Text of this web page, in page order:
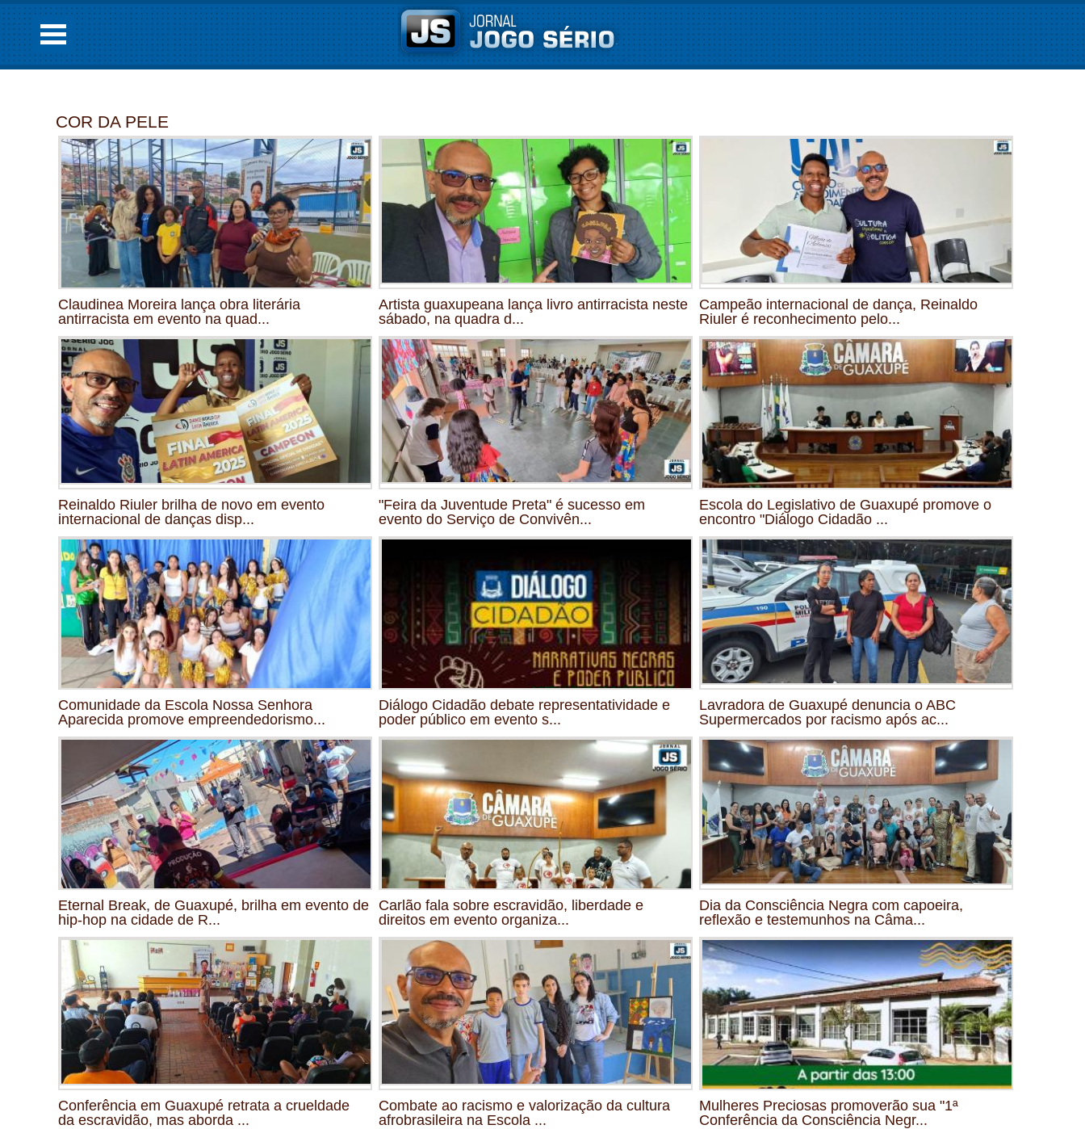
COR DA PELE
Claudinea Moreira lança obra literária
antirracista em evento na quad...
Artista guaxupeana lança livro antirracista neste
sábado, na quadra d...
Campeão internacional de dança, Reinaldo
Riuler é reconhecimento pelo...
Reinaldo Riuler brilha de novo em evento
internacional de danças disp...
"Feira da Juventude Preta" é sucesso em
evento do Serviço de Convivên...
Escola do Legislativo de Guaxupé promove o
encontro "Diálogo Cidadão ...
Comunidade da Escola Nossa Senhora
Aparecida promove empreendedorismo...
Diálogo Cidadão debate representatividade e
poder público em evento s...
Lavradora de Guaxupé denuncia o ABC
Supermercados por racismo após ac...
Eternal Break, de Guaxupé, brilha em evento de
hip-hop na cidade de R...
Carlão fala sobre escravidão, liberdade e
direitos em evento organiza...
Dia da Consciência Negra com capoeira,
reflexão e testemunhos na Câma...
Conferência em Guaxupé retrata a crueldade
da escravidão, mas aborda ...
Combate ao racismo e valorização da cultura
afrobrasileira na Escola ...
Mulheres Preciosas promoverão sua "1ª
Conferência da Consciência Negr...